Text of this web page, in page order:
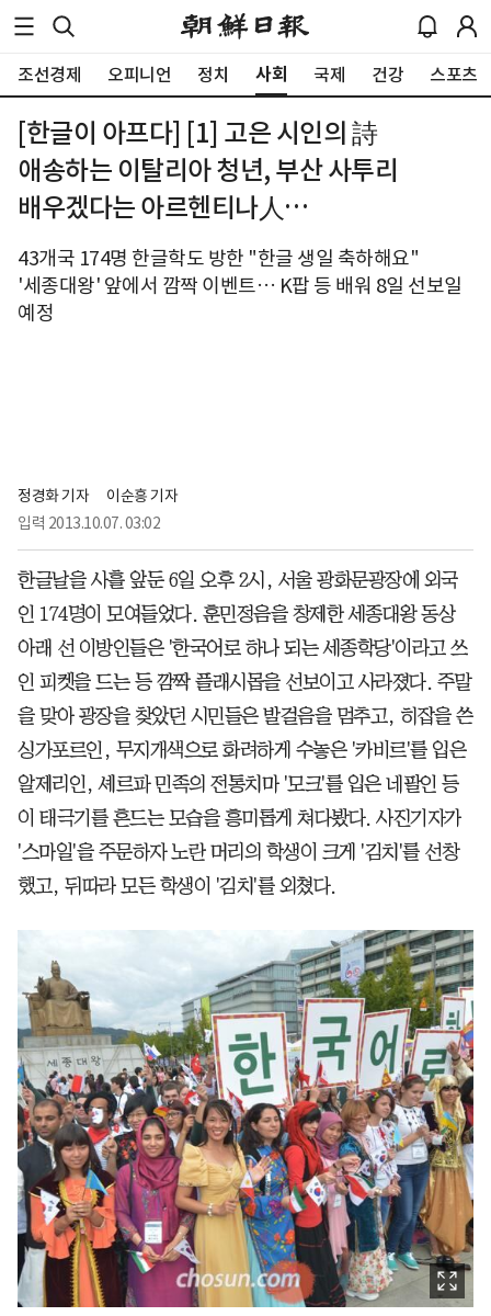
조선경제 오피니언 정치 사회 국제 건강 스포츠
[한글이 아프다] [1] 고은 시인의 詩
애송하는 이탈리아 청년, 부산 사투리
배우겠다는 아르헨티나人…
43개국 174명 한글학도 방한 "한글 생일 축하해요"
'세종대왕' 앞에서 깜짝 이벤트… K팝 등 배워 8일 선보일
예정
정경화 기자
이순흥 기자
입력 2013.10.07. 03:02
한글날을 사흘 앞둔 6일 오후 2시, 서울 광화문광장에 외국
인 174명이 모여들었다. 훈민정음을 창제한 세종대왕 동상
아래 선 이방인들은 '한국어로 하나 되는 세종학당'이라고 쓰
인 피켓을 드는 등 깜짝 플래시몹을 선보이고 사라졌다. 주말
을 맞아 광장을 찾았던 시민들은 발걸음을 멈추고, 히잡을 쓴
싱가포르인, 무지개색으로 화려하게 수놓은 '카비르'를 입은
알제리인, 셰르파 민족의 전통치마 '모크'를 입은 네팔인 등
이 태극기를 흔드는 모습을 흥미롭게 쳐다봤다. 사진기자가
'스마일'을 주문하자 노란 머리의 학생이 크게 '김치'를 선창
했고, 뒤따라 모든 학생이 '김치'를 외쳤다.